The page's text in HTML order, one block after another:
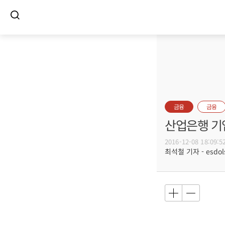
금융 금융
산업은행
2016-12-08
최석철 기자 -